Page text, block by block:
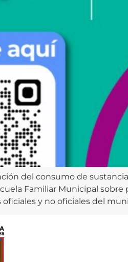
del consumo de
Familiar Municipal
y no oficiales del